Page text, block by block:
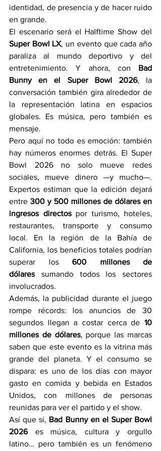
identidad, de presencia y de hacer ruido
en grande.
Super Bowl LX, un evento que cada año
paraliza al mundo deportivo y del
entretenimiento. Y ahora, con Bad
Bunny en el Super Bowl 2026, la
conversación también gira alrededor de
la representación latina en espacios
globales. Es música, pero también es
mensaje.
Pero aquí no todo es emoción: también
hay números enormes detrás. El Super
Bowl 2026 no solo mueve redes
sociales, mueve dinero —y mucho—.
Expertos estiman que la edición dejará
entre 300 y 500 millones de dólares en
ingresos directos por turismo, hoteles,
restaurantes, transporte y consumo
local. En la región de la Bahía de
California, los beneficios totales podrían
superar los 600 millones de
dólares sumando todos los sectores
involucrados.
Además, la publicidad durante el juego
rompe récords: los anuncios de 30
segundos llegan a costar cerca de 10
millones de dólares, porque las marcas
saben que este evento es la vitrina más
grande del planeta. Y el consumo se
dispara: es uno de los días con mayor
gasto en comida y bebida en Estados
Unidos, con millones de personas
reunidas para ver el partido y el show.
Así que sí, Bad Bunny en el Super Bowl
2026 es música, cultura y orgullo
latino… pero también es un fenómeno